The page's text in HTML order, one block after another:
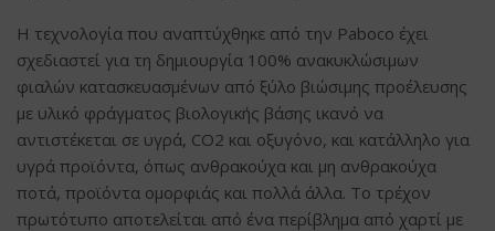
Η τεχνολογία που αναπτύχθηκε από την Paboco έχει
σχεδιαστεί για τη δημιουργία 100% ανακυκλώσιμων
φιαλών κατασκευασμένων από ξύλο βιώσιμης προέλευσης
με υλικό φράγματος βιολογικής βάσης ικανό να
αντιστέκεται σε υγρά, CO2 και οξυγόνο, και κατάλληλο για
υγρά προϊόντα, όπως ανθρακούχα και μη ανθρακούχα
ποτά, προϊόντα ομορφιάς και πολλά άλλα. Το τρέχον
πρωτότυπο αποτελείται από ένα περίβλημα από χαρτί με